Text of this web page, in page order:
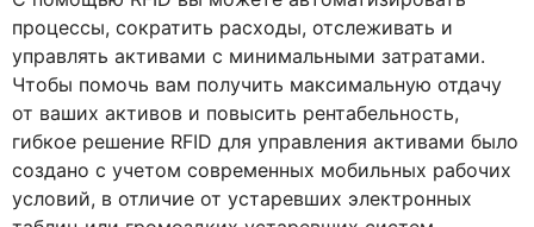
процессы, сократить расходы, отслеживать и
управлять активами с минимальными затратами.
Чтобы помочь вам получить максимальную отдачу
от ваших активов и повысить рентабельность,
гибкое решение RFID для управления активами было
создано с учетом современных мобильных рабочих
условий, в отличие от устаревших электронных